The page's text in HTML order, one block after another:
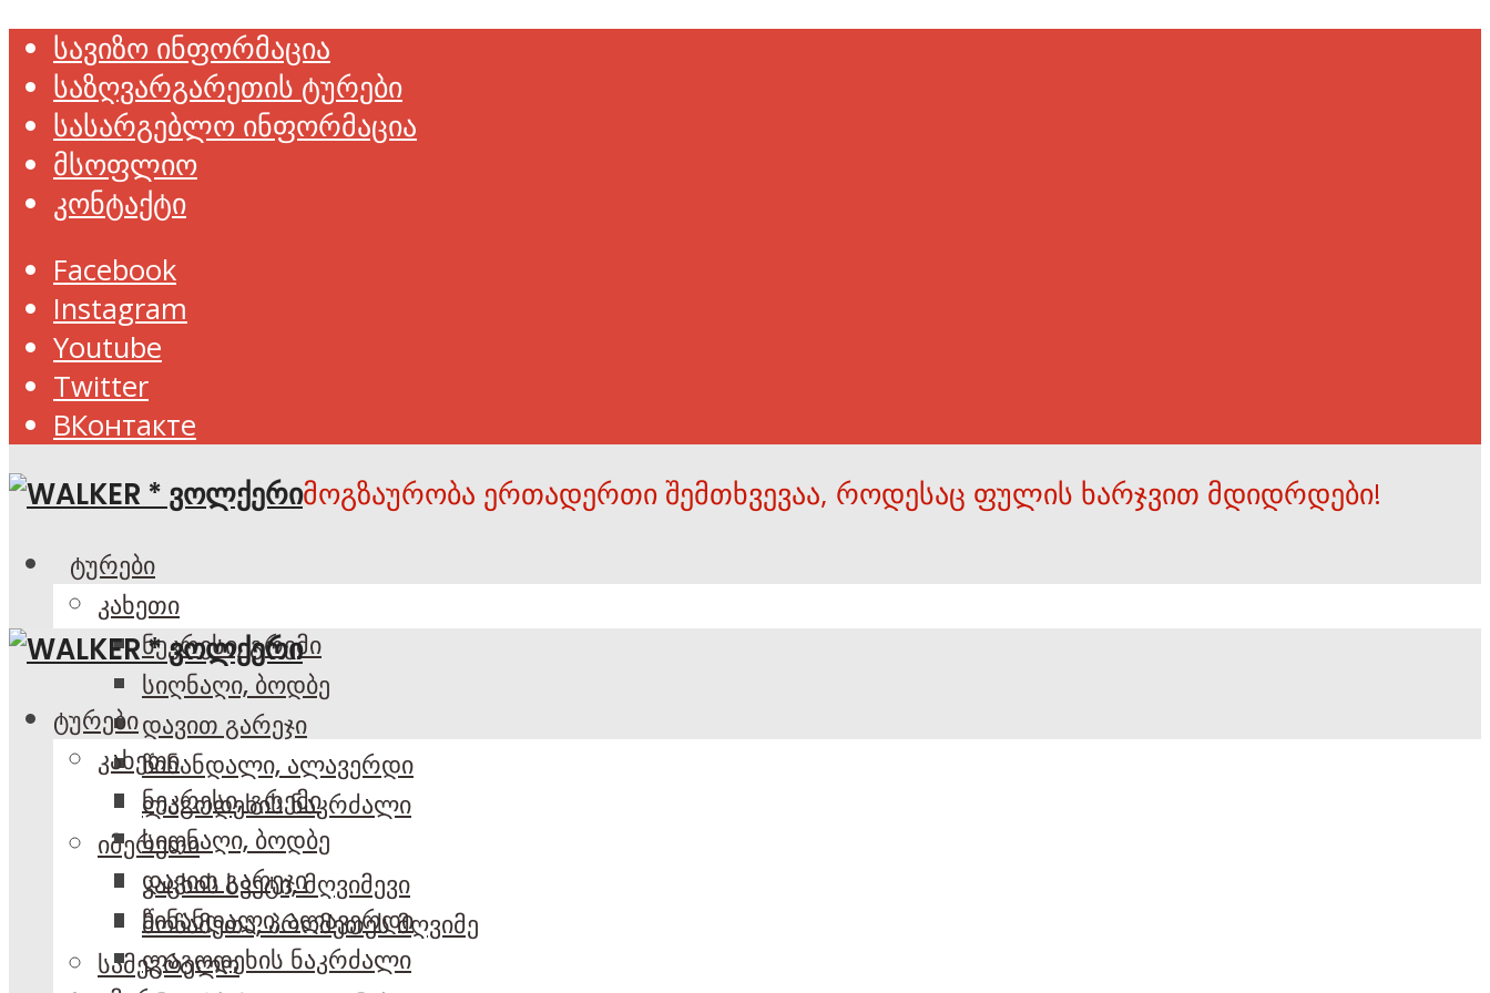
სავიზო ინფორმაცია
საზღვარგარეთის ტურები
სასარგებლო ინფორმაცია
მსოფლიო
კონტაქტი
Facebook
Instagram
Youtube
Twitter
ВКонтакте
მოგზაურობა ერთადერთი შემთხვევაა, როდესაც ფულის ხარჯვით მდიდრდები!
ტურები
კახეთი
ნეკრესი, გრემი
სიღნაღი, ბოდბე
დავით გარეჯი
წინანდალი, ალავერდი
ლაგოდეხის ნაკრძალი
იმერეთი
კაცხის სვეტი, მღვიმევი
მოწამეთა, პრომეთეს მღვიმე
სამეგრელო
ტურები
კახეთი
ნეკრესი, გრემი
სიღნაღი, ბოდბე
დავით გარეჯი
წინანდალი, ალავერდი
ლაგოდეხის ნაკრძალი